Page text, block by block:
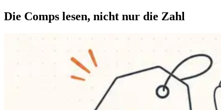
Die Comps lesen, nicht nur die Zahl